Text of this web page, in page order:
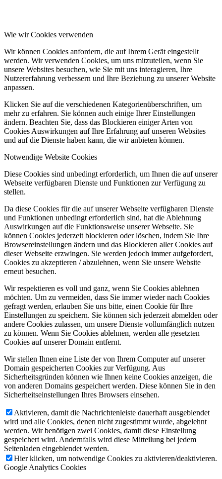
Wie wir Cookies verwenden
Wir können Cookies anfordern, die auf Ihrem Gerät eingestellt
werden. Wir verwenden Cookies, um uns mitzuteilen, wenn Sie
unsere Websites besuchen, wie Sie mit uns interagieren, Ihre
Nutzererfahrung verbessern und Ihre Beziehung zu unserer Website
anpassen.
Klicken Sie auf die verschiedenen Kategorienüberschriften, um
mehr zu erfahren. Sie können auch einige Ihrer Einstellungen
ändern. Beachten Sie, dass das Blockieren einiger Arten von
Cookies Auswirkungen auf Ihre Erfahrung auf unseren Websites
und auf die Dienste haben kann, die wir anbieten können.
Notwendige Website Cookies
Diese Cookies sind unbedingt erforderlich, um Ihnen die auf unserer
Webseite verfügbaren Dienste und Funktionen zur Verfügung zu
stellen.
Da diese Cookies für die auf unserer Webseite verfügbaren Dienste
und Funktionen unbedingt erforderlich sind, hat die Ablehnung
Auswirkungen auf die Funktionsweise unserer Webseite. Sie
können Cookies jederzeit blockieren oder löschen, indem Sie Ihre
Browsereinstellungen ändern und das Blockieren aller Cookies auf
dieser Webseite erzwingen. Sie werden jedoch immer aufgefordert,
Cookies zu akzeptieren / abzulehnen, wenn Sie unsere Website
erneut besuchen.
Wir respektieren es voll und ganz, wenn Sie Cookies ablehnen
möchten. Um zu vermeiden, dass Sie immer wieder nach Cookies
gefragt werden, erlauben Sie uns bitte, einen Cookie für Ihre
Einstellungen zu speichern. Sie können sich jederzeit abmelden oder
andere Cookies zulassen, um unsere Dienste vollumfänglich nutzen
zu können. Wenn Sie Cookies ablehnen, werden alle gesetzten
Cookies auf unserer Domain entfernt.
Wir stellen Ihnen eine Liste der von Ihrem Computer auf unserer
Domain gespeicherten Cookies zur Verfügung. Aus
Sicherheitsgründen können wie Ihnen keine Cookies anzeigen, die
von anderen Domains gespeichert werden. Diese können Sie in den
Sicherheitseinstellungen Ihres Browsers einsehen.
Aktivieren, damit die Nachrichtenleiste dauerhaft ausgeblendet
wird und alle Cookies, denen nicht zugestimmt wurde, abgelehnt
werden. Wir benötigen zwei Cookies, damit diese Einstellung
gespeichert wird. Andernfalls wird diese Mitteilung bei jedem
Seitenladen eingeblendet werden.
Hier klicken, um notwendige Cookies zu aktivieren/deaktivieren.
Google Analytics Cookies